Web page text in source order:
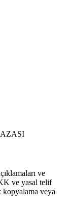
ve
ve yasal telif
kopyalama veya